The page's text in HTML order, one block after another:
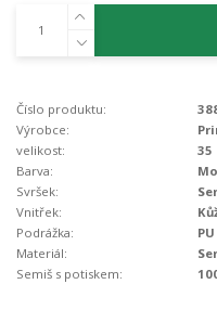
Číslo produktu:
Výrobce:
velikost:
35
Barva:
Svršek:
Vnitřek:
Podrážka:
Materiál:
Semiš s potiskem: